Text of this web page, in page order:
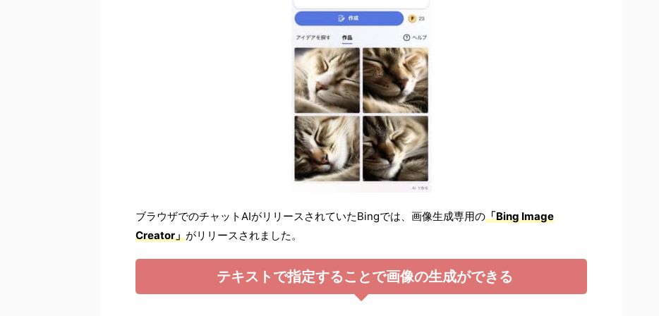
ブラウザでのチャットAIがリリースされていたBingでは、画像生成専用の「Bing Image
Creator」がリリースされました。
テキストで指定することで画像の生成ができる